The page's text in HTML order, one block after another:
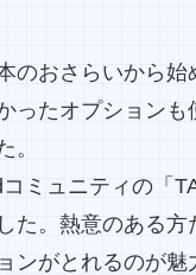
のおさらいから始
ったオプションも
。
ミュニティの「
た。熱意のある方
ンがとれるのが魅